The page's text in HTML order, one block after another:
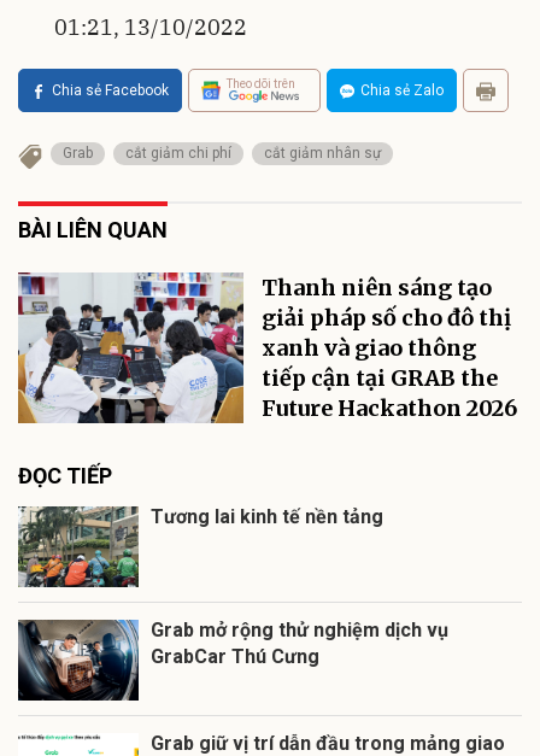
01:21, 13/10/2022
Chia sẻ Facebook Theo dõi trên Chia sẻ Zalo
Grab cắt giảm chi phí cắt giảm nhân sự
BÀI LIÊN QUAN
Thanh niên sáng tạo
giải pháp số cho đô thị
xanh và giao thông
tiếp cận tại GRAB the
Future Hackathon 2026
ĐỌC TIẾP
Tương lai kinh tế nền tảng
Grab mở rộng thử nghiệm dịch vụ
GrabCar Thú Cưng
Grab giữ vị trí dẫn đầu trong mảng giao